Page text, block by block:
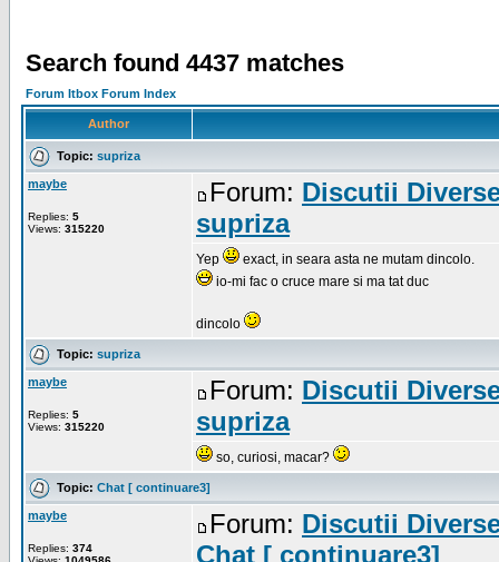
Search found 4437 matches
Forum Itbox Forum Index
Author
Topic: supriza
maybe
Replies: 5
Views: 315220
Forum: Discutii
supriza
Yep
exact, in seara asta ne mutam dincolo.
io-mi fac o cruce mare si ma tat duc
dincolo
Topic: supriza
maybe
Replies: 5
Views: 315220
Forum: Discutii
supriza
so, curiosi, macar?
Topic: Chat [ continuare3]
maybe
Replies: 374
Forum: Discutii
Chat [ continuare3]